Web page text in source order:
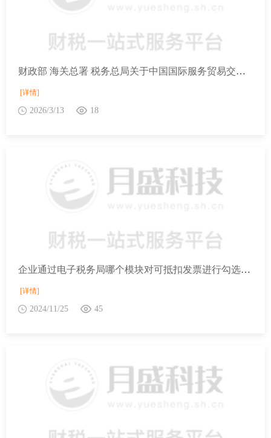
财政部 海关总署 税务总局关于中国国际服务贸易交易会展期内销售的进口展品税收优惠政策的通知
[详情]
2026/3/13 18
企业通过电子税务局哪个模块对可抵扣发票进行勾选确认？
[详情]
2024/11/25 45